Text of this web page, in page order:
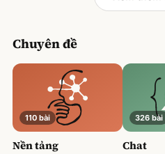
Chuyên đề
110 bài
Nền tảng
326 bài
Chat